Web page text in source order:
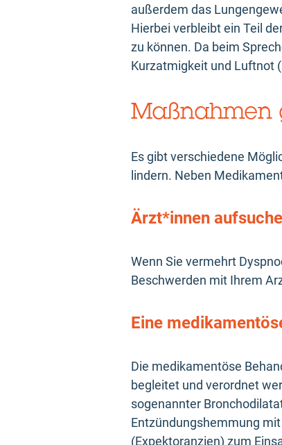
außerdem das
Hierbei verbleibt ein Teil
zu können. Da beim
Kurzatmigkeit und Luftnot
Maßnahmen
Es gibt verschiedene
lindern. Neben
Ärzt*innen
Wenn Sie vermehrt
Beschwerden mit Ihrem
Eine
Die medikamentöse
begleitet und verordnet
sogenannter
Entzündungshemmung
(Expektoranzien) zum